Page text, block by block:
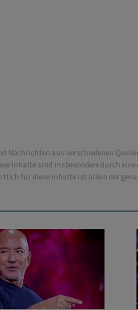
Nachrichten aus verschiedenen
Inhalte sind insbesondere durch
für diese Inhalte ist allein der